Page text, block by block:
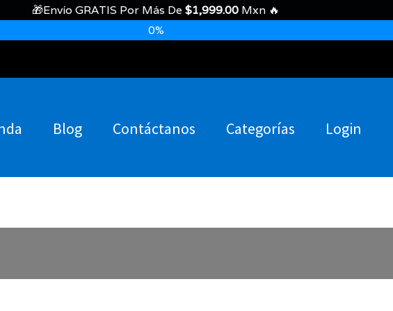
Blog Contáctanos Categorías Login
🎁Envío GRATIS Por Más De $1,999.00 Mxn 🔥
0%